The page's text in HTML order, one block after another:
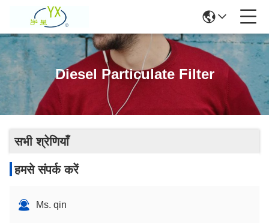
Diesel Particulate Filter
सभी श्रेणियाँ
हमसे संपर्क करें
Ms. qin